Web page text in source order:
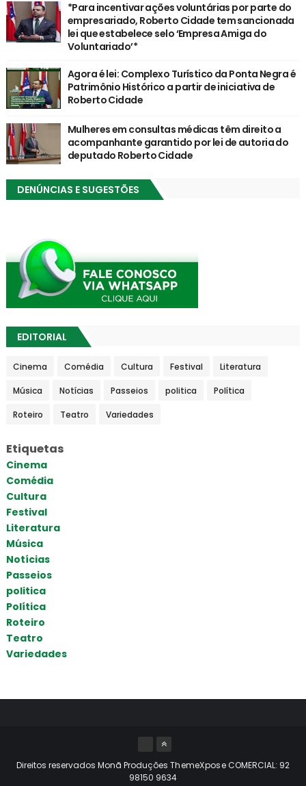
*Para incentivar ações voluntárias por parte do
empresariado, Roberto Cidade tem sancionada
lei que estabelece selo ‘Empresa Amiga do
Voluntariado’*
Agora é lei: Complexo Turístico da Ponta Negra é
Patrimônio Histórico a partir de iniciativa de
Roberto Cidade
Mulheres em consultas médicas têm direito a
acompanhante garantido por lei de autoria do
deputado Roberto Cidade
DENÚNCIAS E SUGESTÕES
EDITORIAL
Cinema Comédia Cultura Festival Literatura
Música Notícias Passeios politica Política
Roteiro Teatro Variedades
Etiquetas
Cinema
Comédia
Cultura
Festival
Literatura
Música
Notícias
Passeios
politica
Política
Roteiro
Teatro
Variedades
Direitos reservados Monã Produções ThemeXposeCOMERCIAL: 92
98150 9634